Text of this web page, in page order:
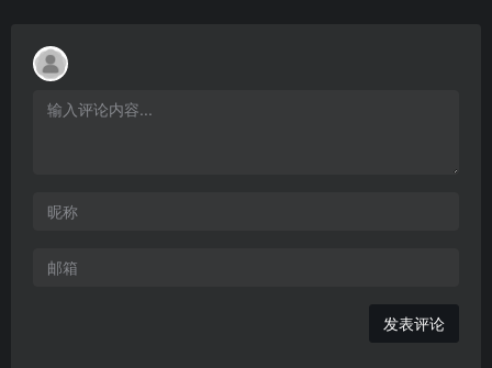
发表评论